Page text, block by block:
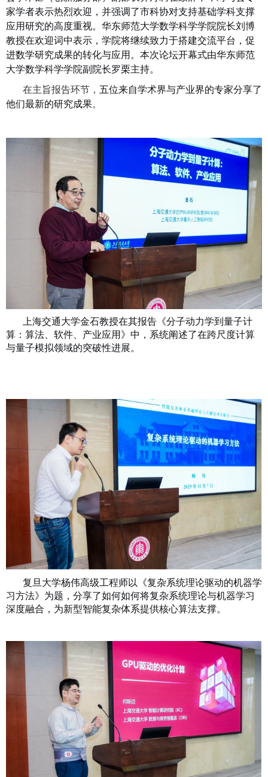
家学者表示热烈欢迎，并强调了市科协对支持基础学科支撑
应用研究的高度重视。华东师范大学数学科学学院院长刘博
教授在欢迎词中表示，学院将继续致力于搭建交流平台，促
进数学研究成果的转化与应用。本次论坛开幕式由华东师范
大学数学科学学院副院长罗栗主持。
在主旨报告环节， 五位来自学术界与产业界的专家分享了
他们最新的研究成果。
上海交通大学金石教授在其报告《分子动力学到量子计
算：算法、软件、产业应用》中，系统阐述了在跨尺度计算
与量子模拟领域的突破性进展。
复旦大学杨伟高级工程师以《复杂系统理论驱动的机器学
习方法》为题，分享了如何如何将复杂系统理论与机器学习
深度融合，为新型智能复杂体系提供核心算法支撑。